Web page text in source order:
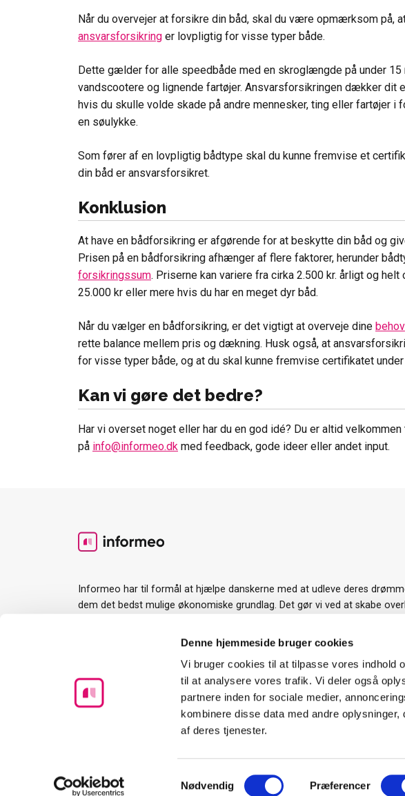
Denne hjemmeside bruger cookies
Vi bruger cookies til at tilpasse vores indhold
til at analysere vores trafik. Vi deler også
partnere inden for sociale medier,
kombinere disse data med andre
af deres tjenester.
Samtykkevalg
Nødvendig Præferencer
Når du overvejer at forsikre din båd, skal du være opmærksom på,
ansvarsforsikring er lovpligtig for visse typer både.
Dette gælder for alle speedbåde med en skroglængde på under 15
vandscootere og lignende fartøjer. Ansvarsforsikringen dækker dit
hvis du skulle volde skade på andre mennesker, ting eller fartøjer i
en søulykke.
Som fører af en lovpligtig bådtype skal du kunne fremvise et
din båd er ansvarsforsikret.
Konklusion
At have en bådforsikring er afgørende for at beskytte din båd og
Prisen på en bådforsikring afhænger af flere faktorer, herunder
forsikringssum. Priserne kan variere fra cirka 2.500 kr. årligt og helt
25.000 kr eller mere hvis du har en meget dyr båd.
Når du vælger en bådforsikring, er det vigtigt at overveje dine behov
rette balance mellem pris og dækning. Husk også, at
for visse typer både, og at du skal kunne fremvise certifikatet
Kan vi gøre det bedre?
Har vi overset noget eller har du en god idé? Du er altid
på info@informeo.dk med feedback, gode ideer eller andet input.
Informeo har til formål at hjælpe danskerne med at udleve deres
dem det bedst mulige økonomiske grundlag. Det gør vi ved at skabe
services og ydelser man har brug for i forbindelse med et boligkøb, da
største økonomiske beslutning mange træffer.